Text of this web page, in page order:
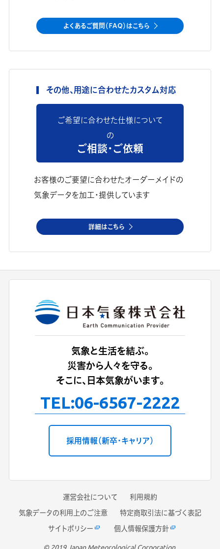
よくあるご質問（FAQ）はこちら
その他、用途に合わせたカスタム対応
ご希望に合わせた仕様について
の
ご相談・ご依頼
お客様のご要望に合わせたオーダーメイドの
気象データを加工・提供しています
詳細はこちら
気象と生活を結ぶ。
災害から人々を守る。
そこに、日本気象がいます。
TEL:06-6567-2222
採用情報（新卒・キャリア）
運営会社について
利用規約
気象データの利用上のご注意
特定商取引法に基づく表記
サイトポリシー
個人情報保護方針